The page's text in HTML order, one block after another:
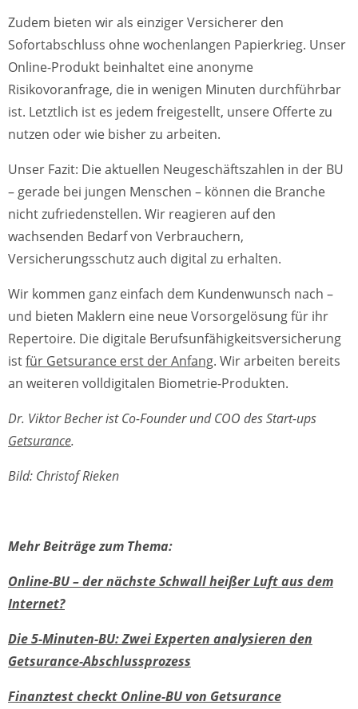
Zudem bieten wir als einziger Versicherer den
Sofortabschluss ohne wochenlangen Papierkrieg. Unser
Online-Produkt beinhaltet eine anonyme
Risikovoranfrage, die in wenigen Minuten durchführbar
ist. Letztlich ist es jedem freigestellt, unsere Offerte zu
nutzen oder wie bisher zu arbeiten.
Unser Fazit: Die aktuellen Neugeschäftszahlen in der BU
– gerade bei jungen Menschen – können die Branche
nicht zufriedenstellen. Wir reagieren auf den
wachsenden Bedarf von Verbrauchern,
Versicherungsschutz auch digital zu erhalten.
Wir kommen ganz einfach dem Kundenwunsch nach –
und bieten Maklern eine neue Vorsorgelösung für ihr
Repertoire. Die digitale Berufsunfähigkeitsversicherung
istfür Getsurance erst der Anfang. Wir arbeiten bereits
an weiteren volldigitalen Biometrie-Produkten.
Dr. Viktor Becher ist Co-Founder und COO des Start-ups
Getsurance.
Bild: Christof Rieken
Mehr Beiträge zum Thema:
Online-BU – der nächste Schwall heißer Luft aus dem
Internet?
Die 5-Minuten-BU: Zwei Experten analysieren den
Getsurance-Abschlussprozess
Finanztest checkt Online-BU von Getsurance